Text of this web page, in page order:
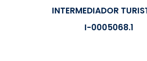
INTERMEDIADOR
I-0005068.1